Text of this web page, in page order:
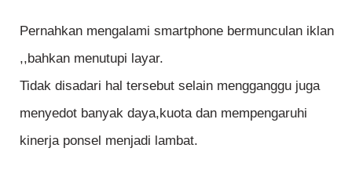
Pernahkan mengalami smartphone bermunculan iklan
,,bahkan menutupi layar.
Tidak disadari hal tersebut selain mengganggu juga
menyedot banyak daya,kuota dan mempengaruhi
kinerja ponsel menjadi lambat.